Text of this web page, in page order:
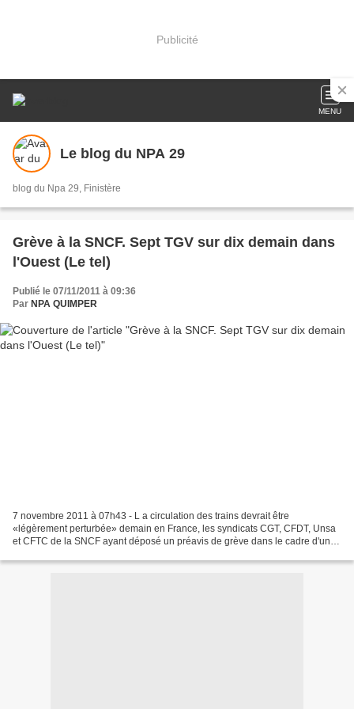
Publicité
MENU
Le blog du NPA 29
blog du Npa 29, Finistère
Grève à la SNCF. Sept TGV sur dix demain dans
l'Ouest (Le tel)
Publié le 07/11/2011 à 09:36
Par NPA QUIMPER
7 novembre 2011 à 07h43 - L a circulation des trains devrait être
«légèrement perturbée» demain en France, les syndicats CGT, CFDT, Unsa
et CFTC de la SNCF ayant déposé un préavis de grève dans le cadre d'une